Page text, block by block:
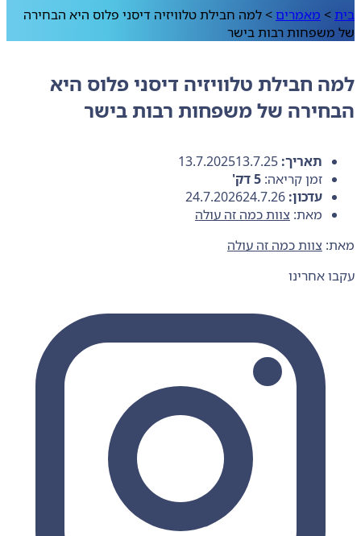
בית> מאמרים >למה חבילת טלוויזיה דיסני פלוס היא הבחירה
של משפחות רבות בישר
למה חבילת טלוויזיה דיסני פלוס היא
הבחירה של משפחות רבות בישר
תאריך: 13.7.202513.7.25
זמן קריאה: 5דק'
עדכון:
24.7.202624.7.26
מאת: צוות כמה זה עולה
מאת: צוות כמה זה עולה
עקבו אחרינו